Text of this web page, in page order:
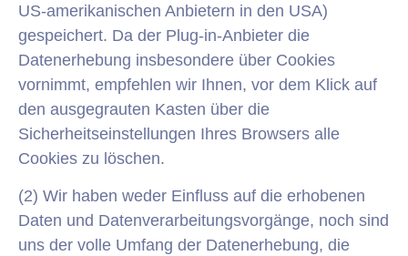
US-amerikanischen Anbietern in den USA)
gespeichert. Da der Plug-in-Anbieter die
Datenerhebung insbesondere über Cookies
vornimmt, empfehlen wir Ihnen, vor dem Klick auf
den ausgegrauten Kasten über die
Sicherheitseinstellungen Ihres Browsers alle
Cookies zu löschen.
(2) Wir haben weder Einfluss auf die erhobenen
Daten und Datenverarbeitungsvorgänge, noch sind
uns der volle Umfang der Datenerhebung, die